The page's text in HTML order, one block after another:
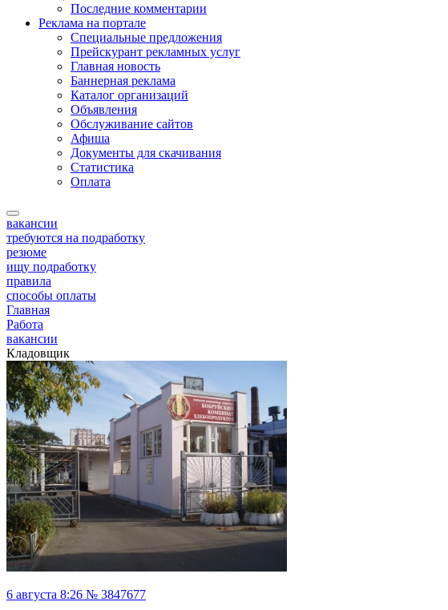
Последние комментарии
Реклама на портале
Специальные предложения
Прейскурант рекламных услуг
Главная новость
Баннерная реклама
Каталог организаций
Объявления
Обслуживание сайтов
Афиша
Документы для скачивания
Статистика
Оплата
вакансии
требуются на подработку
резюме
ищу подработку
правила
способы оплаты
Главная
Работа
вакансии
Кладовщик
6 августа 8:26 № 3847677